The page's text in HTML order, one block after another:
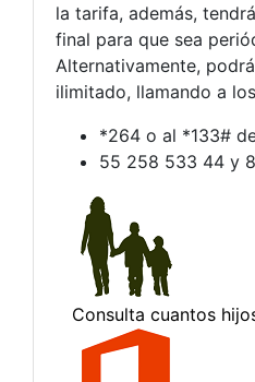
la tarifa, además,
final para que sea
Alternativamente,
ilimitado, llamando a
*264 o al *133#
55 258 533 44 y